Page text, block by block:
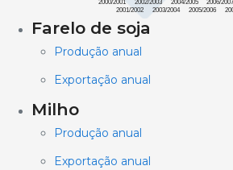
2000/2001
2001/2002
2002/2003
2003/2004
2004/2005
2005/2006
2006/2007
Farelo de soja
Produção anual
Exportação anual
Milho
Produção anual
Exportação anual